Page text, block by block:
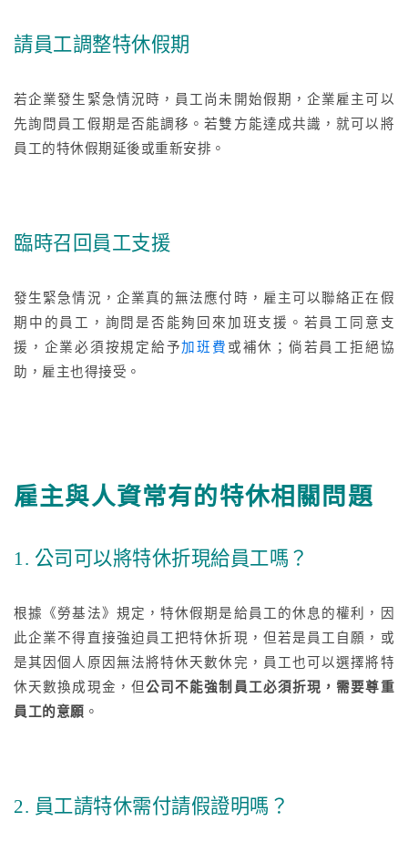
請員工調整特休假期
若企業發生緊急情況時，員工尚未開始假期，企業雇主可以
先詢問員工假期是否能調移。若雙方能達成共識，就可以將
員工的特休假期延後或重新安排。
臨時召回員工支援
發生緊急情況，企業真的無法應付時，雇主可以聯絡正在假
期中的員工，詢問是否能夠回來加班支援。若員工同意支
援，企業必須按規定給予加班費 或補休；倘若員工拒絕協
助，雇主也得接受。
雇主與人資常有的特休相關問題
1. 公司可以將特休折現給員工嗎？
根據《勞基法》規定，特休假期是給員工的休息的權利，因
此企業不得直接強迫員工把特休折現，但若是員工自願，或
是其因個人原因無法將特休天數休完，員工也可以選擇將特
休天數換成現金，但公司不能強制員工必須折現，需要尊重
員工的意願 。
2. 員工請特休需付請假證明嗎？